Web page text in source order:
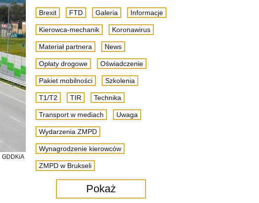
GDDKiA
Brexit FTD Galeria Informacje
Kierowca-mechanik Koronawirus
Materiał partnera News
Opłaty drogowe Oświadczenie
Pakiet mobilności Szkolenia
T1/T2 TIR Technika
Transport w mediach Uwaga
Wydarzenia ZMPD
Wynagrodzenie kierowców
ZMPD w Brukseli
Pokaż